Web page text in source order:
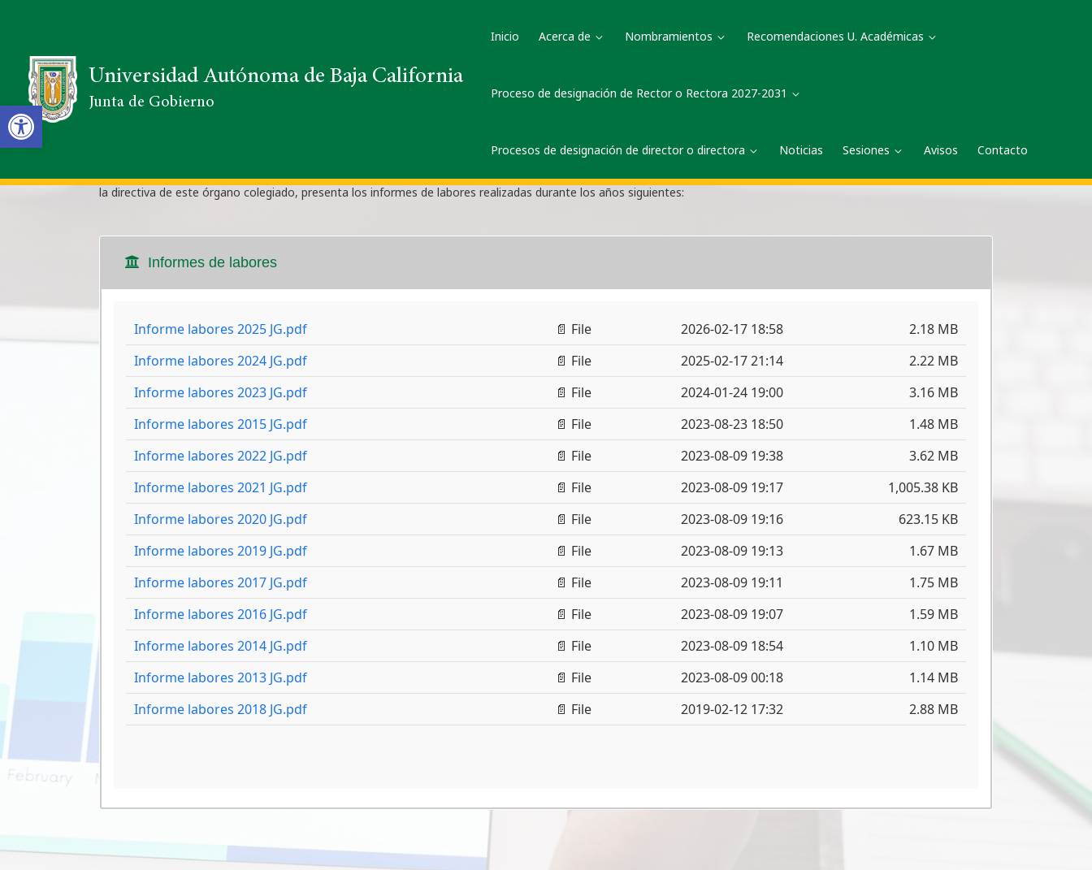
Open toolbar
Universidad Autónoma de Baja California
Junta de Gobierno
Inicio Acerca de Nombramientos Recomendaciones U. Académicas
Proceso de designación de Rector o Rectora 2027-2031
Procesos de designación de director o directora Noticias Sesiones Avisos Contacto
la directiva de este órgano colegiado, presenta los informes de labores realizadas durante los años siguientes:
Informes de labores